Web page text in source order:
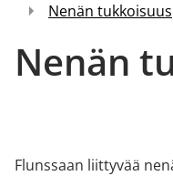
Nenän tukkoisuus
Nenän
Flunssaan liittyvää